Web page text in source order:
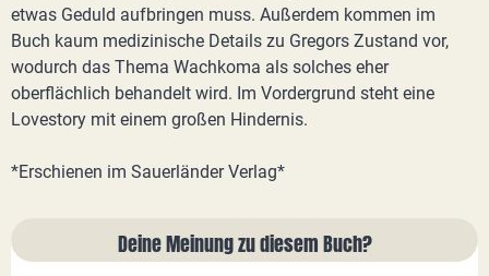
etwas Geduld aufbringen muss. Außerdem kommen im
Buch kaum medizinische Details zu Gregors Zustand vor,
wodurch das Thema Wachkoma als solches eher
oberflächlich behandelt wird. Im Vordergrund steht eine
Lovestory mit einem großen Hindernis.
*Erschienen im Sauerländer Verlag*
Deine Meinung zu diesem Buch?